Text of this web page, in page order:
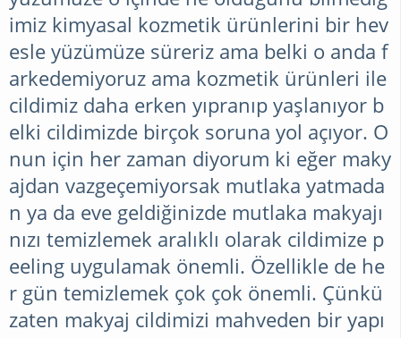
imiz kimyasal kozmetik ürünlerini bir hev
esle yüzümüze süreriz ama belki o anda f
arkedemiyoruz ama kozmetik ürünleri ile
cildimiz daha erken yıpranıp yaşlanıyor b
elki cildimizde birçok soruna yol açıyor. O
nun için her zaman diyorum ki eğer maky
ajdan vazgeçemiyorsak mutlaka yatmada
n ya da eve geldiğinizde mutlaka makyajı
nızı temizlemek aralıklı olarak cildimize p
eeling uygulamak önemli. Özellikle de he
r gün temizlemek çok çok önemli. Çünkü
zaten makyaj cildimizi mahveden bir yapı